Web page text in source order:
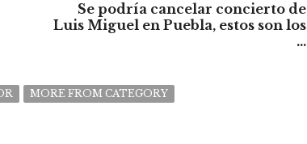
Se podría cancelar concierto de
Luis Miguel en Puebla, estos son los
...
MORE FROM CATEGORY